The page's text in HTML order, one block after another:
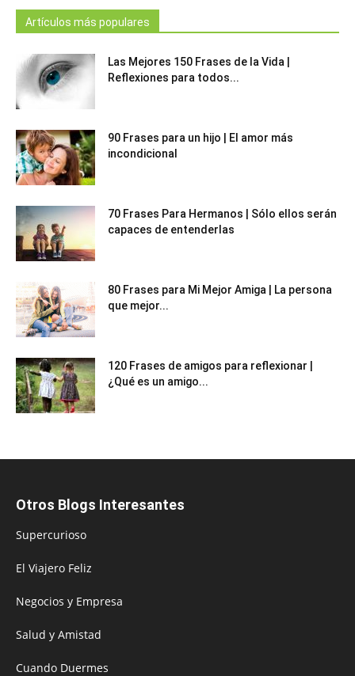
Artículos más populares
Las Mejores 150 Frases de la Vida |
Reflexiones para todos...
90 Frases para un hijo | El amor más
incondicional
70 Frases Para Hermanos | Sólo ellos serán
capaces de entenderlas
80 Frases para Mi Mejor Amiga | La persona
que mejor...
120 Frases de amigos para reflexionar |
¿Qué es un amigo...
Otros Blogs Interesantes
Supercurioso
El Viajero Feliz
Negocios y Empresa
Salud y Amistad
Cuando Duermes